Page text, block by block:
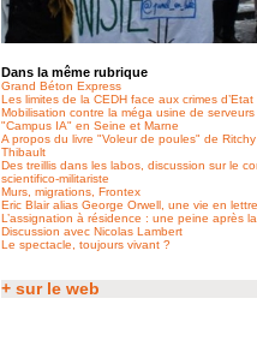
Dans la même rubrique
Grand Béton Express
Les limites de la CEDH face aux crimes d’Etat
Mobilisation contre la méga usine de serveurs
"Campus IA" en Seine et Marne
A propos du livre "Voleur de poules" de Ritchy
Thibault
Des treillis dans les labos, discussion sur le
scientifico-militariste
Murs, migrations, Frontex
Eric Blair alias George Orwell, une vie en
L’assignation à résidence : une peine après
Discussion avec Nicolas Lambert
Le spectacle, toujours vivant ?
+ sur le web